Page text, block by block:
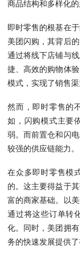
商品结构和多样化的
即时零售的根基在
美团闪购，其背后
通过将线下店铺与
捷、高效的购物体
模式，实现了销售
然而，即时零售的
如，闪购模式主要
弱。而前置仓和闪
较强的供应链能力。
在众多即时零售模
的。这主要得益于
富的商家基础。以
通过将这些订单转
化。同时，美团拥
务的快速发展提供了